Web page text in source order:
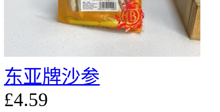
东亚牌沙参
£4.59